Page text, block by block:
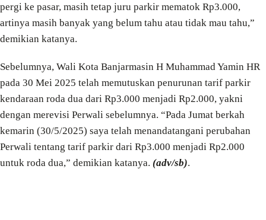
pergi ke pasar, masih tetap juru parkir mematok Rp3.000,
artinya masih banyak yang belum tahu atau tidak mau tahu,”
demikian katanya.
Sebelumnya, Wali Kota Banjarmasin H Muhammad Yamin HR
pada 30 Mei 2025 telah memutuskan penurunan tarif parkir
kendaraan roda dua dari Rp3.000 menjadi Rp2.000, yakni
dengan merevisi Perwali sebelumnya. “Pada Jumat berkah
kemarin (30/5/2025) saya telah menandatangani perubahan
Perwali tentang tarif parkir dari Rp3.000 menjadi Rp2.000
untuk roda dua,” demikian katanya. (adv/sb).